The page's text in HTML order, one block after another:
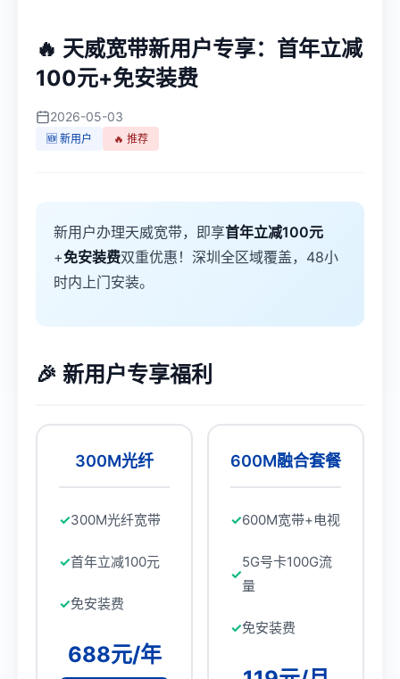
🔥 天威宽带新用户专享：首年立减
100元+免安装费
2026-05-03
🆕 新用户 🔥 推荐
新用户办理天威宽带，即享首年立减100元
+免安装费双重优惠！深圳全区域覆盖，48小
时内上门安装。
🎉 新用户专享福利
300M光纤
300M光纤宽带
首年立减100元
免安装费
688元/年
600M融合套餐
600M宽带+电视
5G号卡100G流
量
免安装费